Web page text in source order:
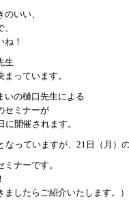
いい、
ね！
生
っています。
いの樋口先生による
セミナーが
開催されます。
なっていますが、21日（月）
ナーです。
ましたらご紹介いたします。）